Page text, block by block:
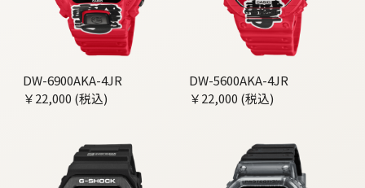
DW-6900AKA-4JR
￥22,000 (税込)
DW-5600AKA-4JR
￥22,000 (税込)